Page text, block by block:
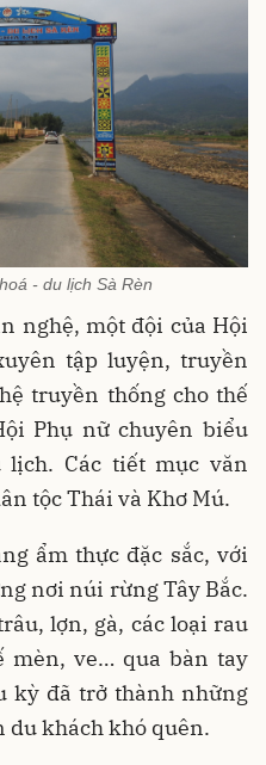
- du lịch Sà Rèn
nghệ, một đội của Hội
tập luyện, truyền
truyền thống cho thế
Phụ nữ chuyên biểu
Các tiết mục văn
tộc Thái và Khơ Mú.
ẩm thực đặc sắc, với
nơi núi rừng Tây Bắc.
lợn, gà, các loại rau
mèn, ve… qua bàn tay
kỳ đã trở thành những
du khách khó quên.